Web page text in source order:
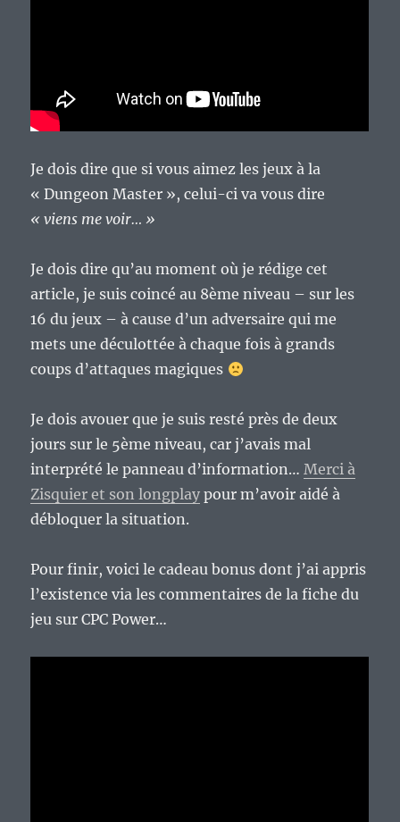
Je dois dire que si vous aimez les jeux à la
« Dungeon Master », celui-ci va vous dire
« viens me voir… »
Je dois dire qu’au moment où je rédige cet
article, je suis coincé au 8ème niveau – sur les
16 du jeux – à cause d’un adversaire qui me
mets une déculottée à chaque fois à grands
coups d’attaques magiques
Je dois avouer que je suis resté près de deux
jours sur le 5ème niveau, car j’avais mal
interprété le panneau d’information…Merci à
Zisquier et son longplay pour m’avoir aidé à
débloquer la situation.
Pour finir, voici le cadeau bonus dont j’ai appris
l’existence via les commentaires de la fiche du
jeu sur CPC Power…